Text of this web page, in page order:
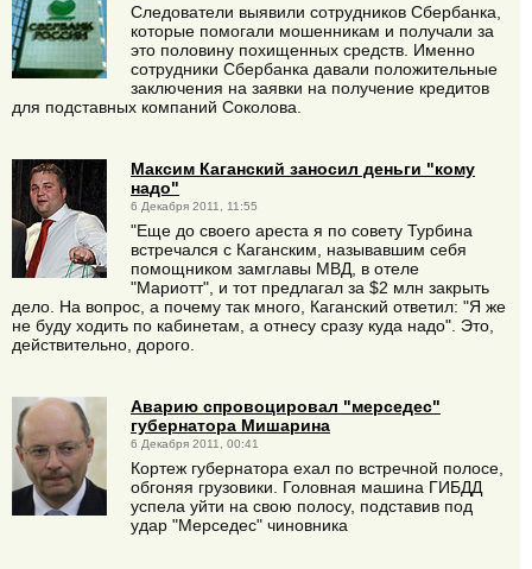
Следователи выявили сотрудников Сбербанка,
которые помогали мошенникам и получали за
это половину похищенных средств. Именно
сотрудники Сбербанка давали положительные
заключения на заявки на получение кредитов
для подставных компаний Соколова.
Максим Каганский заносил деньги "кому
надо"
6 Декабря 2011, 11:55
"Еще до своего ареста я по совету Турбина
встречался с Каганским, называвшим себя
помощником замглавы МВД, в отеле
"Мариотт", и тот предлагал за $2 млн закрыть
дело. На вопрос, а почему так много, Каганский ответил: "Я же
не буду ходить по кабинетам, а отнесу сразу куда надо". Это,
действительно, дорого.
Аварию спровоцировал "мерседес"
губернатора Мишарина
6 Декабря 2011, 00:41
Кортеж губернатора ехал по встречной полосе,
обгоняя грузовики. Головная машина ГИБДД
успела уйти на свою полосу, подставив под
удар "Мерседес" чиновника